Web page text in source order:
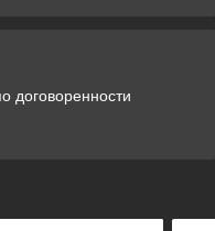
договоренности